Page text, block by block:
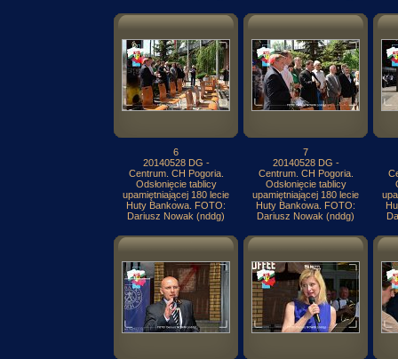
6
20140528 DG -
Centrum. CH Pogoria.
Odsłonięcie tablicy
upamiętniającej 180 lecie
Huty Bankowa. FOTO:
Dariusz Nowak (nddg)
7
20140528 DG -
Centrum. CH Pogoria.
Odsłonięcie tablicy
upamiętniającej 180 lecie
Huty Bankowa. FOTO:
Dariusz Nowak (nddg)